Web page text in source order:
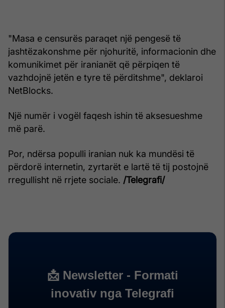
"Masa e censurës paraqet një pengesë të
jashtëzakonshme për njohuritë, informacionin dhe
komunikimet për iranianët që përpiqen të
vazhdojnë jetën e tyre të përditshme", deklaroi
NetBlocks.
Një numër i vogël faqesh ishin të aksesueshme
më parë.
Por, ndërsa populli iranian nuk ka mundësi të
përdorë internetin, zyrtarët e lartë të tij postojnë
rregullisht në rrjete sociale. /Telegrafi/